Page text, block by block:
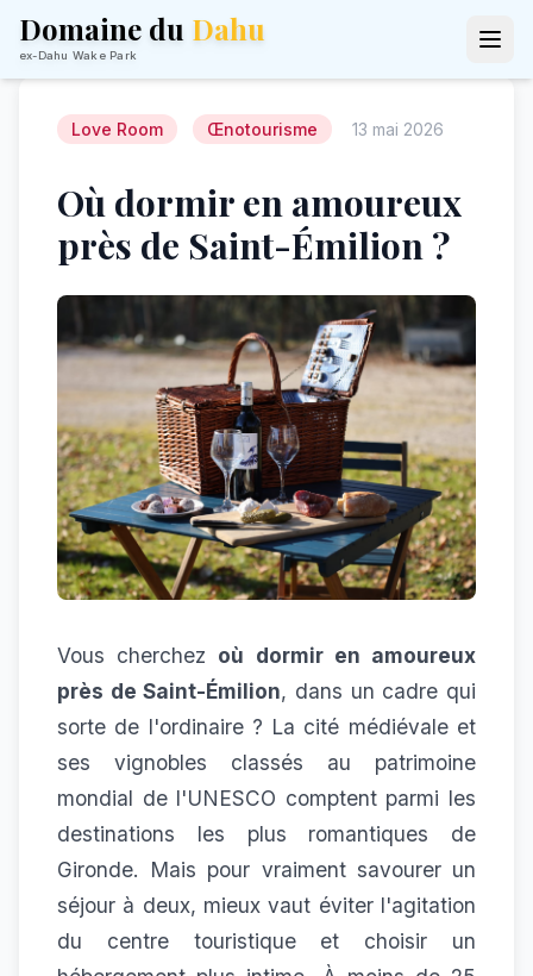
Domaine du Dahu
ex-Dahu Wake Park
Love Room Œnotourisme 13 mai 2026
Où dormir en amoureux
près de Saint-Émilion ?
Vous cherchez où dormir en amoureux
près de Saint-Émilion, dans un cadre qui
sorte de l'ordinaire ? La cité médiévale et
ses vignobles classés au patrimoine
mondial de l'UNESCO comptent parmi les
destinations les plus romantiques de
Gironde. Mais pour vraiment savourer un
séjour à deux, mieux vaut éviter l'agitation
du centre touristique et choisir un